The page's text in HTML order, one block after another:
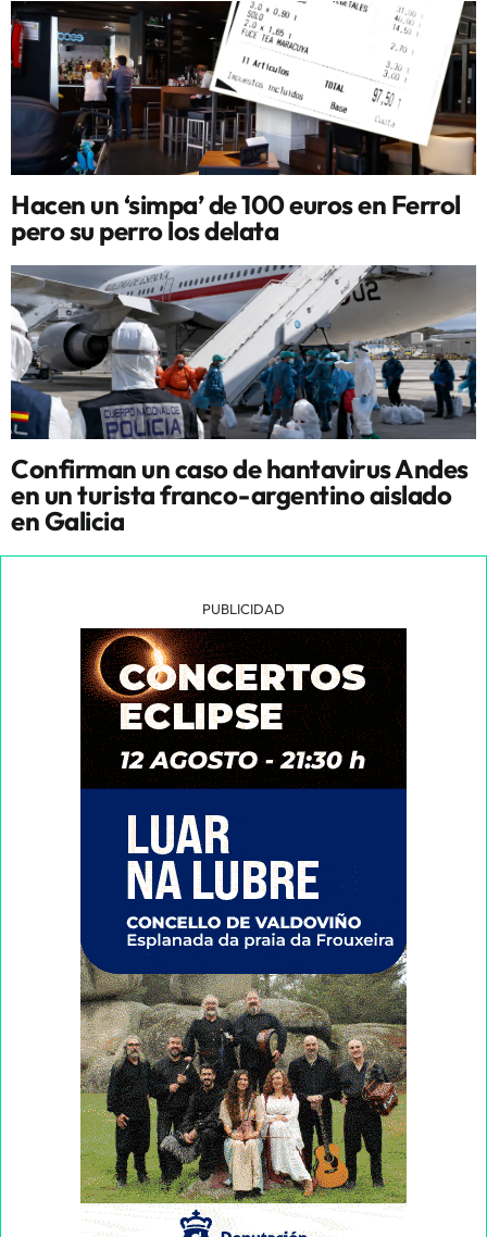
Hacen un ‘simpa’ de 100 euros en Ferrol
pero su perro los delata
Confirman un caso de hantavirus Andes
en un turista franco-argentino aislado
en Galicia
PUBLICIDAD